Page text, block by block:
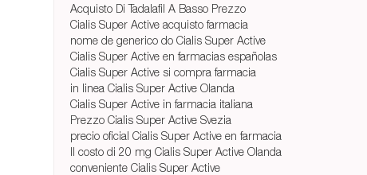
Acquisto Di Tadalafil A Basso Prezzo
Cialis Super Active acquisto farmacia
nome de generico do Cialis Super Active
Cialis Super Active en farmacias españolas
Cialis Super Active si compra farmacia
in linea Cialis Super Active Olanda
Cialis Super Active in farmacia italiana
Prezzo Cialis Super Active Svezia
precio oficial Cialis Super Active en farmacia
Il costo di 20 mg Cialis Super Active Olanda
conveniente Cialis Super Active